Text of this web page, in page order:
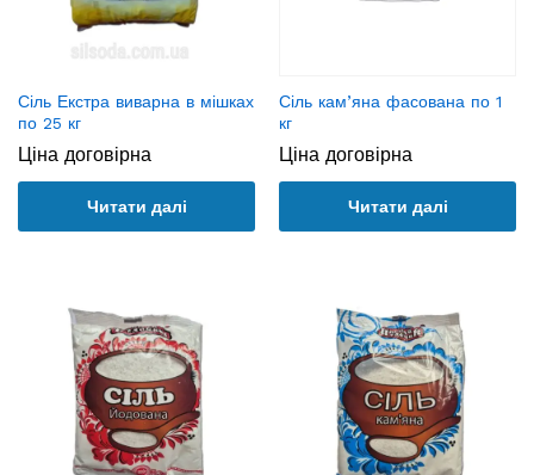
Сіль Екстра виварна в мішках
по 25 кг
Ціна договірна
Читати далі
Сіль кам’яна фасована по 1
кг
Ціна договірна
Читати далі